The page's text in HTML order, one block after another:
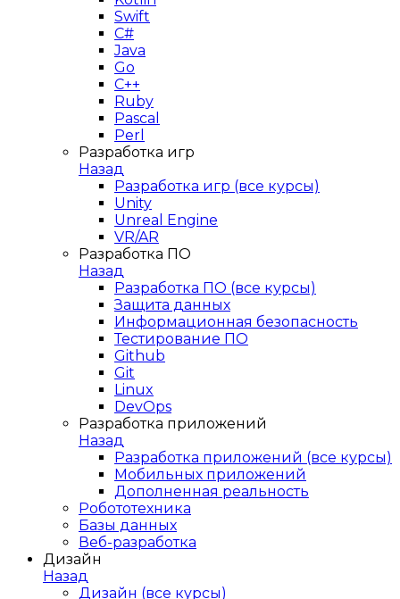
Swift
C#
Java
Go
C++
Ruby
Pascal
Perl
Разработка игр
Назад
Разработка игр (все курсы)
Unity
Unreal Engine
VR/AR
Разработка ПО
Назад
Разработка ПО (все курсы)
Защита данных
Информационная безопасность
Тестирование ПО
Github
Git
Linux
DevOps
Разработка приложений
Назад
Разработка приложений (все курсы)
Мобильных приложений
Дополненная реальность
Робототехника
Базы данных
Веб-разработка
Дизайн
Назад
Дизайн (все курсы)